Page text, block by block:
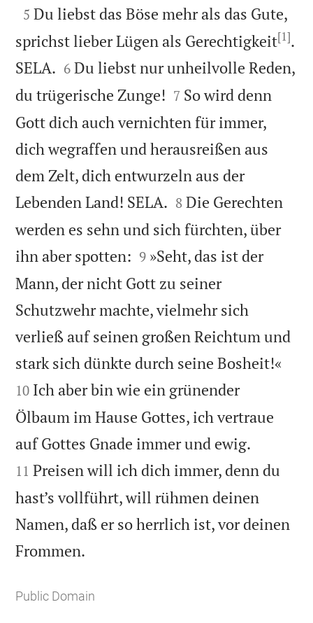

5 Du liebst das Böse mehr als das Gute,
sprichst lieber Lügen als Gerechtigkeit[1].
SELA. 

6 Du liebst nur unheilvolle Reden,
du trügerische Zunge! 

7 So wird denn
Gott dich auch vernichten für immer,
dich wegraffen und herausreißen aus
dem Zelt, dich entwurzeln aus der
Lebenden Land! SELA. 

8 Die Gerechten
werden es sehn und sich fürchten, über
ihn aber spotten: 

9 »Seht, das ist der
Mann, der nicht Gott zu seiner
Schutzwehr machte, vielmehr sich
verließ auf seinen großen Reichtum und
stark sich dünkte durch seine Bosheit!«
10 Ich aber bin wie ein grünender
Ölbaum im Hause Gottes, ich vertraue
auf Gottes Gnade immer und ewig.
11 Preisen will ich dich immer, denn du
hast’s vollführt, will rühmen deinen
Namen, daß er so herrlich ist, vor deinen
Frommen.
Public Domain